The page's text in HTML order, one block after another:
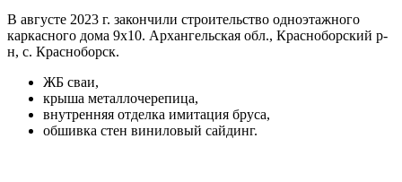
В августе 2023 г. закончили строительство одноэтажного
каркасного дома 9х10. Архангельская обл., Красноборский р-
н, с. Красноборск.
ЖБ сваи,
крыша металлочерепица,
внутренняя отделка имитация бруса,
обшивка стен виниловый сайдинг.